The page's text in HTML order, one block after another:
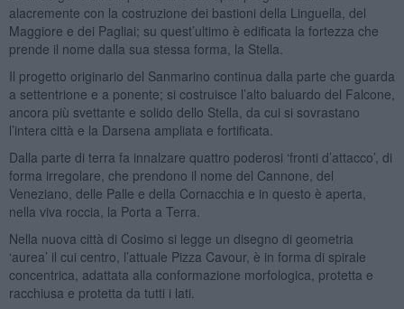
alacremente con la costruzione dei bastioni della Linguella, del
Maggiore e dei Pagliai; su quest’ultimo è edificata la fortezza che
prende il nome dalla sua stessa forma, la Stella.
Il progetto originario del Sanmarino continua dalla parte che guarda
a settentrione e a ponente; si costruisce l’alto baluardo del Falcone,
ancora più svettante e solido dello Stella, da cui si sovrastano
l’intera città e la Darsena ampliata e fortificata.
Dalla parte di terra fa innalzare quattro poderosi ‘fronti d’attacco’, di
forma irregolare, che prendono il nome del Cannone, del
Veneziano, delle Palle e della Cornacchia e in questo è aperta,
nella viva roccia, la Porta a Terra.
Nella nuova città di Cosimo si legge un disegno di geometria
‘aurea’ il cui centro, l’attuale Pizza Cavour, è in forma di spirale
concentrica, adattata alla conformazione morfologica, protetta e
racchiusa e protetta da tutti i lati.